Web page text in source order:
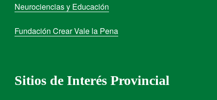
Neurociencias y Educación
Fundación Crear Vale la Pena
Sitios de Interés Provincial